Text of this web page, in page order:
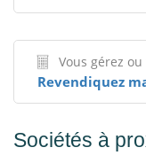
Vous gérez
Revendiquez
Sociétés à